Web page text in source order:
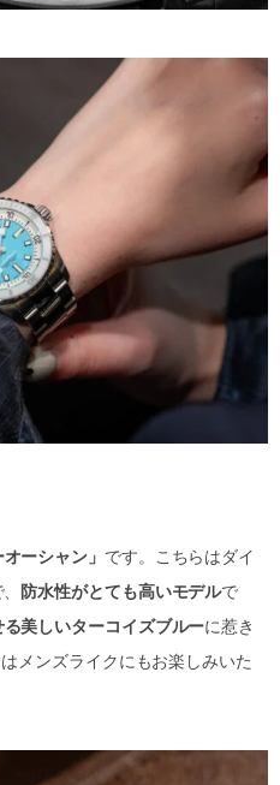
オーシャン」 です。こちらはダイ
防水性がとても高いモデルで
美しいターコイズブルーに惹き
メンズライクにもお楽しみいた